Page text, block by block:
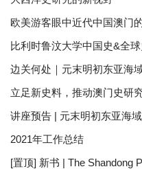
欧美游客眼中近代中国澳门
比利时鲁汶大学中国史&全
边关何处｜元末明初东亚海
立足新史料，推动澳门史
讲座预告 | 元末明初东亚海
2021年工作总结
[置顶] 新书 | The Shandong